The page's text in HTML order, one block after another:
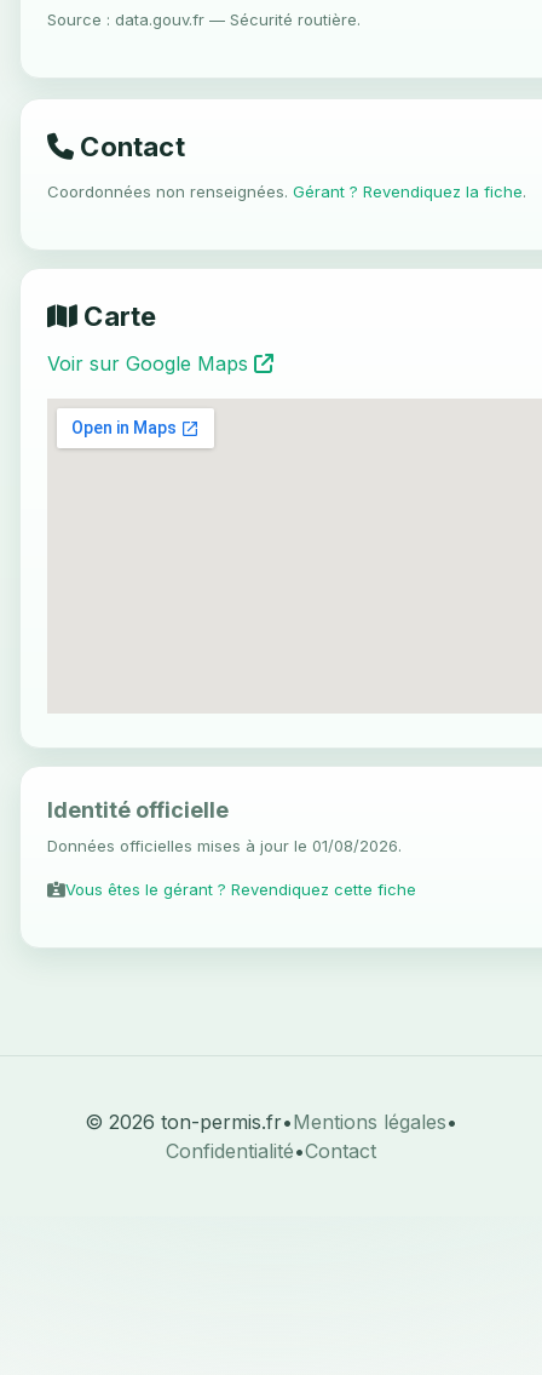
Source : data.gouv.fr — Sécurité routière.
Contact
Coordonnées non renseignées. Gérant ? Revendiquez la fiche.
Carte
Voir sur Google Maps
Identité officielle
Données officielles mises à jour le 01/08/2026.
Vous êtes le gérant ? Revendiquez cette fiche
© 2026 ton-permis.fr•Mentions légales•
Confidentialité•Contact